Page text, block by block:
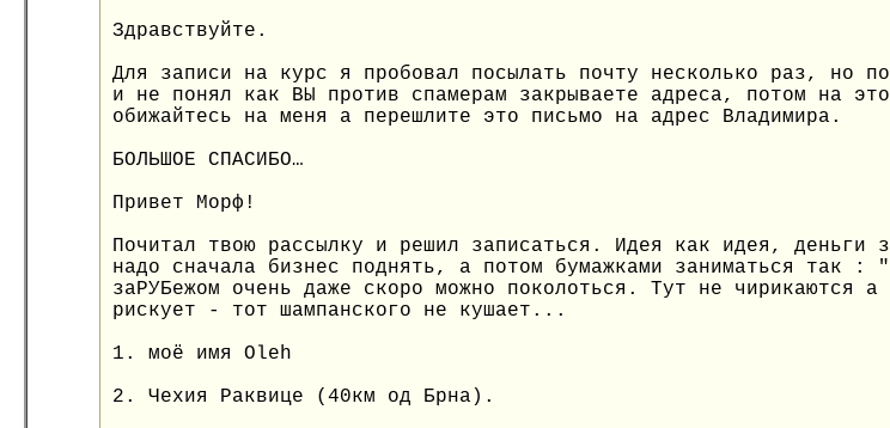
Здравствуйте.
Для записи на курс я пробовал посылать почту несколько раз, но
и не понял как ВЫ против спамерам закрываете адреса, потом на
обижайтесь на меня а перешлите это письмо на адрес Владимира.
БОЛЬШОЕ СПАСИБО…
Привет Морф!
Почитал твою рассылку и решил записаться. Идея как идея,
надо сначала бизнес поднять, а потом бумажками заниматься
заРУБежом очень даже скоро можно поколоться. Тут не чирикаются
рискует - тот шампанского не кушает...
1. моё имя Oleh
2. Чехия Раквице (40км од Брна).